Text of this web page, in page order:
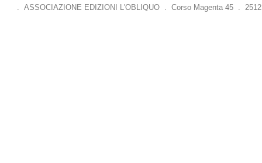
. ASSOCIAZIONE EDIZIONI L'OBLIQUO . Corso Magenta 45 .